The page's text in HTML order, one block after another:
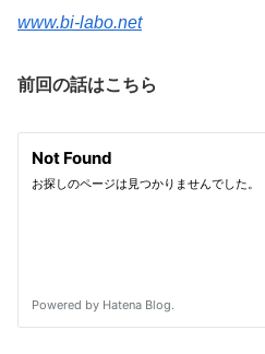
www.bi-labo.net
前回の話はこちら